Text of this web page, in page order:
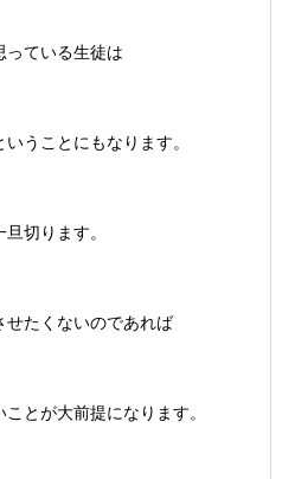
っている生徒は
うことにもなります。
切ります。
せたくないのであれば
とが大前提になります。